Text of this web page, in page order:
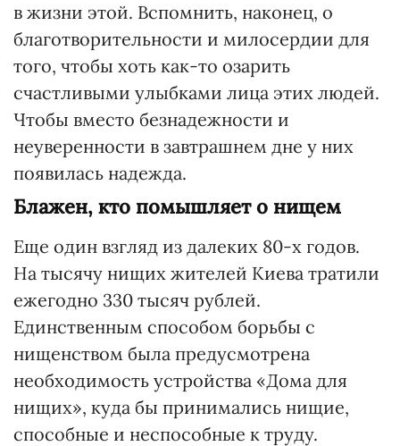
в жизни этой. Вспомнить, наконец, о
благотворительности и милосердии для
того, чтобы хоть как-то озарить
счастливыми улыбками лица этих людей.
Чтобы вместо безнадежности и
неуверенности в завтрашнем дне у них
появилась надежда.
Блажен, кто помышляет о нищем
Еще один взгляд из далеких 80-х годов.
На тысячу нищих жителей Киева тратили
ежегодно 330 тысяч рублей.
Единственным способом борьбы с
нищенством была предусмотрена
необходимость устройства «Дома для
нищих», куда бы принимались нищие,
способные и неспособные к труду.